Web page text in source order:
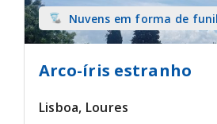
Nuvens em forma de
tromba) sobre terra
Arco-íris estranho
Lisboa, Loures